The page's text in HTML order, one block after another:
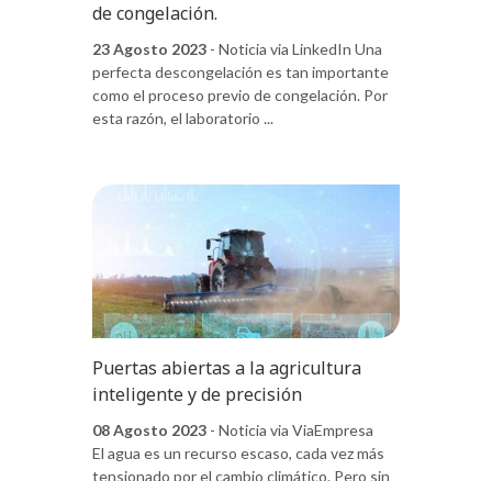
de congelación.
23 Agosto 2023 - Noticia via LinkedIn Una
perfecta descongelación es tan importante
como el proceso previo de congelación. Por
esta razón, el laboratorio ...
Puertas abiertas a la agricultura
inteligente y de precisión
08 Agosto 2023 - Noticia via ViaEmpresa
El agua es un recurso escaso, cada vez más
tensionado por el cambio climático. Pero sin